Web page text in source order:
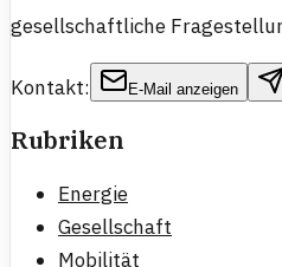
gesellschaftliche
Kontakt: E-Mail anzeigen
Rubriken
Energie
Gesellschaft
Mobilität